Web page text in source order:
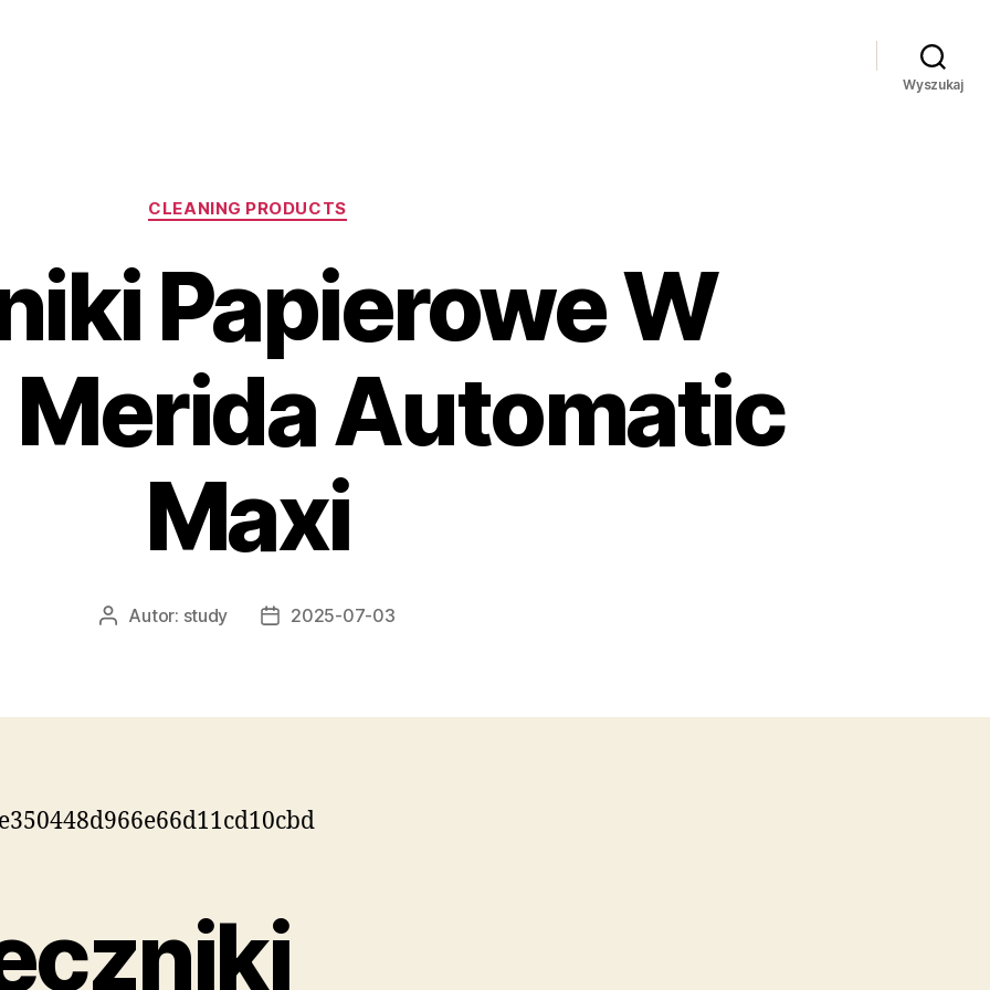
Wyszukaj
Kategorie
CLEANING PRODUCTS
Papierowe W
Merida Automatic
Maxi
AutorAutor: study
Data2025-07-03